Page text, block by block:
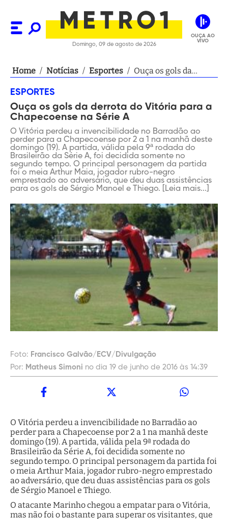
Domingo, 09 de agosto de 2026
OUÇA AO
VIVO
Home / Notícias / Esportes / Ouça os gols da
na Série A
ESPORTES
Ouça os gols da derrota do Vitória para a
Chapecoense na Série A
O Vitória perdeu a invencibilidade no Barradão ao
perder para a Chapecoense por 2 a 1 na manhã deste
domingo (19). A partida, válida pela 9ª rodada do
Brasileirão da Série A, foi decidida somente no
segundo tempo. O principal personagem da partida
foi o meia Arthur Maia, jogador rubro-negro
emprestado ao adversário, que deu duas assistências
para os gols de Sérgio Manoel e Thiego. [Leia mais...]
Foto: Francisco Galvão/ECV/Divulgação
Por: Matheus Simoni no dia 19 de junho de 2016 às 14:39
O Vitória perdeu a invencibilidade no Barradão ao
perder para a Chapecoense por 2 a 1 na manhã deste
domingo (19). A partida, válida pela 9ª rodada do
Brasileirão da Série A, foi decidida somente no
segundo tempo. O principal personagem da partida foi
o meia Arthur Maia, jogador rubro-negro emprestado
ao adversário, que deu duas assistências para os gols
de Sérgio Manoel e Thiego.
O atacante Marinho chegou a empatar para o Vitória,
mas não foi o bastante para superar os visitantes, que